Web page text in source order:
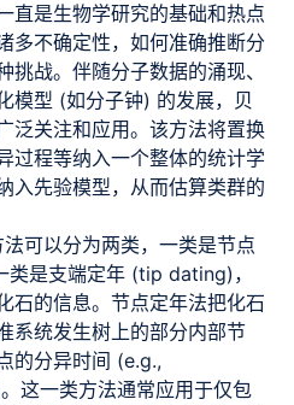
直是生物学研究的基础和热点
多不确定性，如何准确推断分
战。伴随分子数据的涌现、
模型 (如分子钟) 的发展，贝
泛关注和应用。该方法将置换
过程等纳入一个整体的统计学
入先验模型，从而估算类群的
以分为两类，一类是节点
是支端定年 (tip dating)，
石的信息。节点定年法把化石
系统发生树上的部分内部节
的分异时间 (e.g.,
这一类方法通常应用于仅包